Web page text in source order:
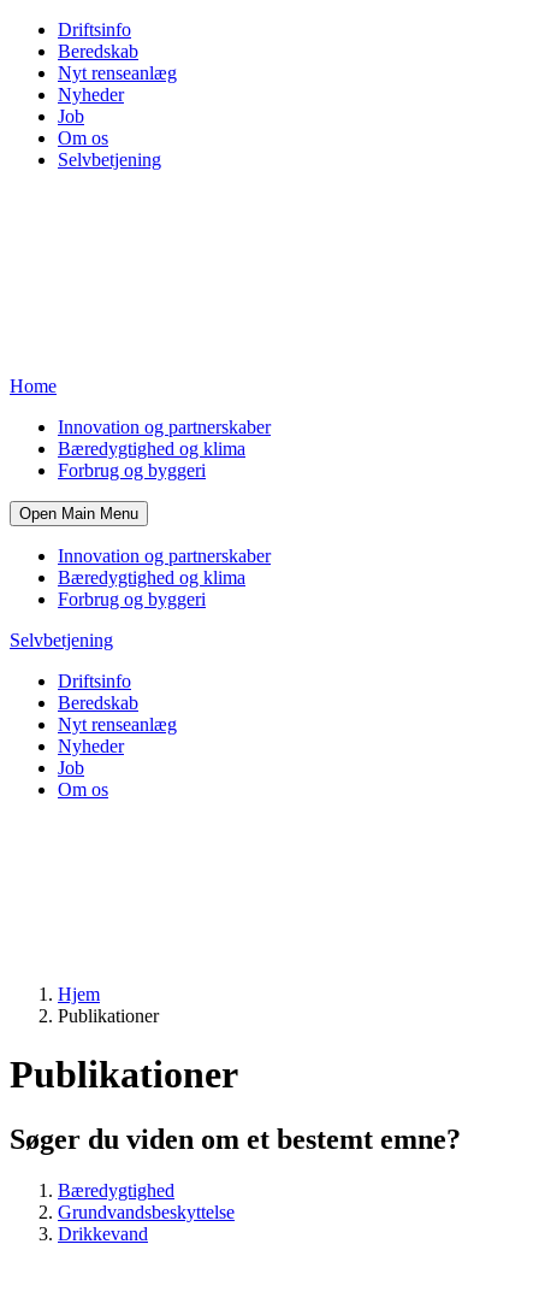
Driftsinfo
Beredskab
Nyt renseanlæg
Nyheder
Job
Om os
Selvbetjening
Home
Innovation og partnerskaber
Bæredygtighed og klima
Forbrug og byggeri
Open Main Menu
Innovation og partnerskaber
Bæredygtighed og klima
Forbrug og byggeri
Selvbetjening
Driftsinfo
Beredskab
Nyt renseanlæg
Nyheder
Job
Om os
Hjem
Publikationer
Publikationer
Søger du viden om et bestemt emne?
Bæredygtighed
Grundvandsbeskyttelse
Drikkevand